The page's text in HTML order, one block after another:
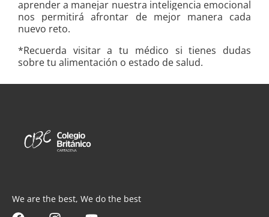
aprender a manejar nuestra inteligencia emocional
nos permitirá afrontar de mejor manera cada
nuevo reto.
*Recuerda visitar a tu médico si tienes dudas
sobre tu alimentación o estado de salud.
We are the best, We do the best